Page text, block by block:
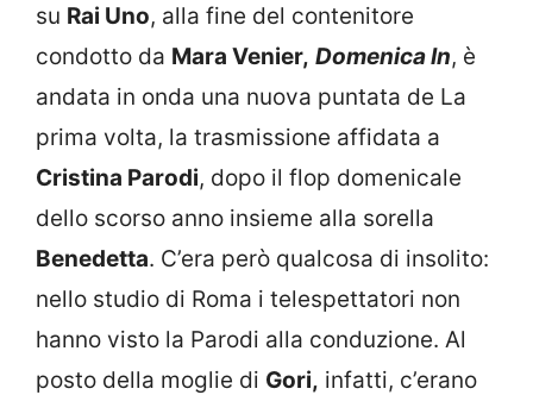
su Rai Uno, alla fine del contenitore
condotto da Mara Venier, Domenica In, è
andata in onda una nuova puntata de La
prima volta, la trasmissione affidata a
Cristina Parodi, dopo il flop domenicale
dello scorso anno insieme alla sorella
Benedetta. C’era però qualcosa di insolito:
nello studio di Roma i telespettatori non
hanno visto la Parodi alla conduzione. Al
posto della moglie di Gori, infatti, c’erano